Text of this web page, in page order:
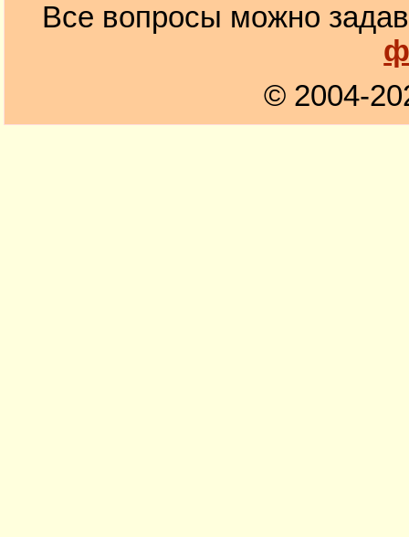
Все вопросы можно
© 2004-